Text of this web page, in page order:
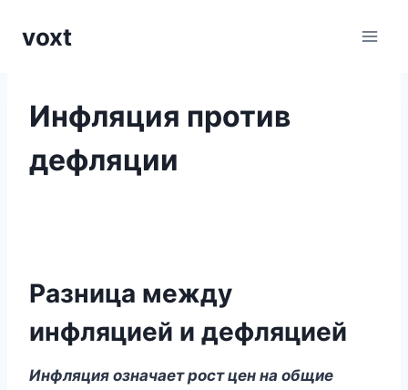
voxt
Инфляция против
дефляции
Разница между
инфляцией и дефляцией
Инфляция означает рост цен на общие